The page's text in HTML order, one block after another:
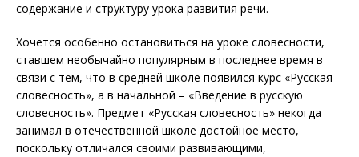
содержание и структуру урока развития речи.
Хочется особенно остановиться на уроке словесности,
ставшем необычайно популярным в последнее время в
связи с тем, что в средней школе появился курс «Русская
словесность», а в начальной – «Введение в русскую
словесность». Предмет «Русская словесность» некогда
занимал в отечественной школе достойное место,
поскольку отличался своими развивающими,